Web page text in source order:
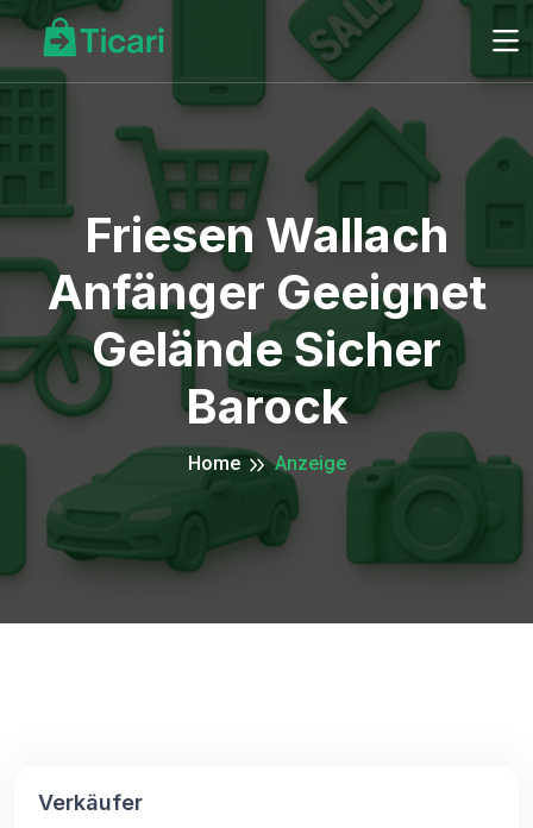
Friesen Wallach
Anfänger Geeignet
Gelände Sicher
Barock
Home Anzeige
Verkäufer